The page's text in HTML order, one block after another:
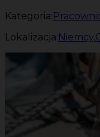
Kategoria:
Lokalizacja: Niemcy,